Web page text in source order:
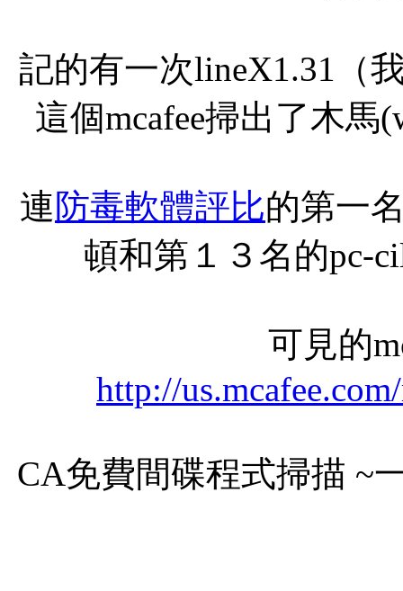
記的有一次lineX1.31（
這個mcafee掃出了木馬
連防毒軟體評比的第一
頓和第１３名的pc-
可見的
http://
CA免費間碟程式掃描 ~